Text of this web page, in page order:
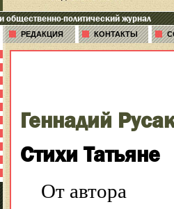
общественно-политический журнал
РЕДАКЦИЯ КОНТАКТЫ
Геннадий
Стихи Татьяне
От автора